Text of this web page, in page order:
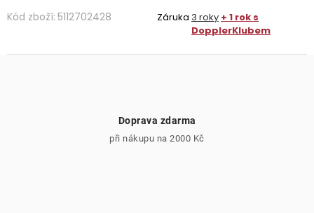
Kód zboží: 5112702428 Záruka 3 roky + 1 rok s
DopplerKlubem
Doprava zdarma
při nákupu na 2000 Kč